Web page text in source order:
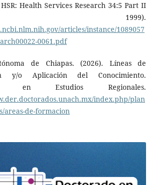
HSR: Health Services Research 34:5 Part II
1999).
articles/instance/1089057
0061.pdf
de Chiapas. (2026). Líneas de
y/o Aplicación del Conocimiento.
en Estudios Regionales.
index.php/plan
areas-de-formacion